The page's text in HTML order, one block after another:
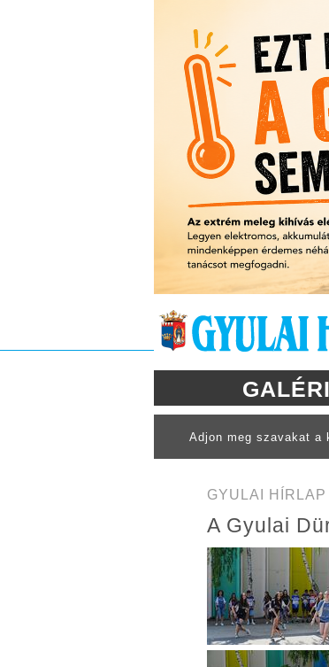
Adjon meg szavakat a
GYULAI
A Gyulai